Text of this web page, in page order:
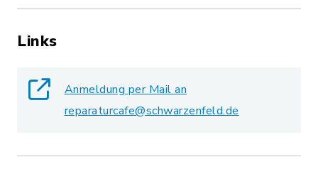
Links
Anmeldung per Mail an
reparaturcafe@schwarzenfeld.de